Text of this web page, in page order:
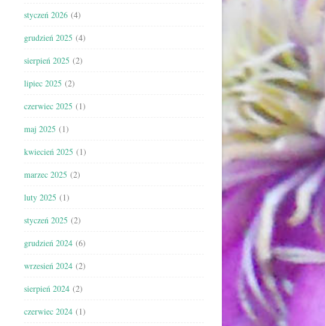
styczeń 2026 (4)
grudzień 2025 (4)
sierpień 2025 (2)
lipiec 2025 (2)
czerwiec 2025 (1)
maj 2025 (1)
kwiecień 2025 (1)
marzec 2025 (2)
luty 2025 (1)
styczeń 2025 (2)
grudzień 2024 (6)
wrzesień 2024 (2)
sierpień 2024 (2)
czerwiec 2024 (1)